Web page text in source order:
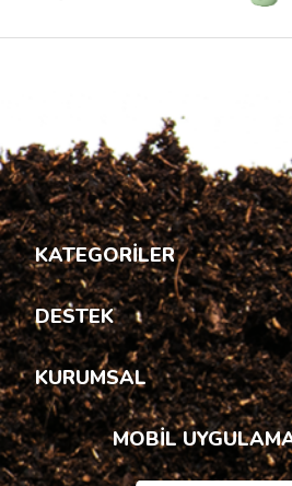
KATEGORİLER
DESTEK
KURUMSAL
MOBİL